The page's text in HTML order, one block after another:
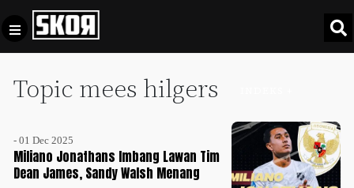
Topic mees hilgers
- 01 Dec 2025
Miliano Jonathans Imbang Lawan Tim
Dean James, Sandy Walsh Menang
Football +
Culture
Privacy
Pedoman
Pemberitaan
Media